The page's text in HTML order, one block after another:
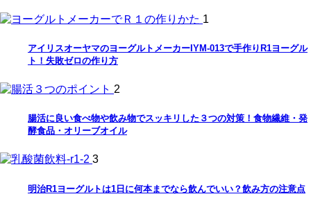
1
アイリスオーヤマのヨーグルトメーカーIYM-013で手作りR1ヨーグル
ト！失敗ゼロの作り方
2
腸活に良い食べ物や飲み物でスッキリした３つの対策！食物繊維・発
酵食品・オリーブオイル
3
明治R1ヨーグルトは1日に何本までなら飲んでいい？飲み方の注意点